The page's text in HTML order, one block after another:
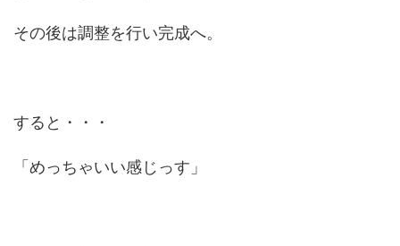
その後は調整を行い完成へ。
すると・・・
「めっちゃいい感じっす」